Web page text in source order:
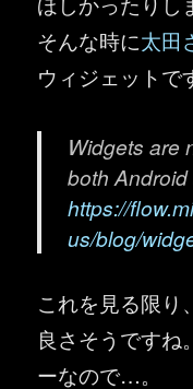
そんな時に太田
ウィジェットで
Widgets are
both
https://
us/blog/
これを見る限り
良さそうです
ーなので…。